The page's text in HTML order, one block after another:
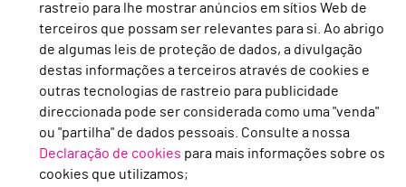
rastreio para lhe mostrar anúncios em sítios Web de
terceiros que possam ser relevantes para si. Ao abrigo
de algumas leis de proteção de dados, a divulgação
destas informações a terceiros através de cookies e
outras tecnologias de rastreio para publicidade
direccionada pode ser considerada como uma "venda"
ou "partilha" de dados pessoais. Consulte a nossa
Declaração de cookies para mais informações sobre os
cookies que utilizamos;